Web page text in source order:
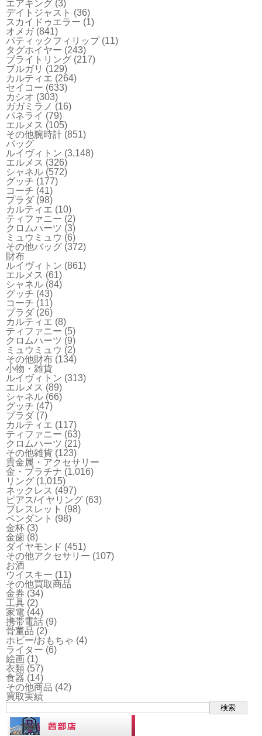
エアキング (3)
デイトジャスト (36)
スカイドゥエラー (1)
オメガ(841)
パティックフィリップ(11)
タグホイヤー (243)
ブライトリング (217)
ブルガリ (129)
カルティエ (264)
セイコー (633)
カシオ (303)
ガガミラノ (16)
パネライ (79)
エルメス (105)
その他腕時計 (851)
バッグ
ルイヴィトン (3,148)
エルメス (326)
シャネル (572)
グッチ (177)
コーチ (41)
プラダ (98)
カルティエ (10)
ティファニー (2)
クロムハーツ (3)
ミュウミュウ (6)
その他バッグ (372)
財布
ルイヴィトン (861)
エルメス (61)
シャネル (84)
グッチ (43)
コーチ (11)
プラダ (26)
カルティエ (8)
ティファニー (5)
クロムハーツ (9)
ミュウミュウ (2)
その他財布 (134)
小物・雑貨
ルイヴィトン (313)
エルメス (89)
シャネル (66)
グッチ (47)
プラダ (7)
カルティエ (117)
ティファニー (63)
クロムハーツ (21)
その他雑貨 (123)
貴金属・アクセサリー
金・プラチナ (1,016)
リング (1,015)
ネックレス (497)
ピアス/イヤリング (63)
ブレスレット (98)
ペンダント (98)
金杯 (3)
金歯 (8)
ダイヤモンド (451)
その他アクセサリー (107)
お酒
ウイスキー (11)
その他買取商品
金券 (34)
工具 (2)
家電 (44)
携帯電話 (9)
骨董品 (2)
ホビー/おもちゃ (4)
ライター (6)
絵画 (1)
衣類 (57)
食器 (14)
その他商品 (42)
買取実績
検索